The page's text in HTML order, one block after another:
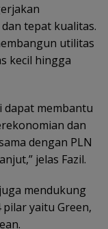
tepat kualitas.
utilitas
kecil hingga
dapat membantu
dan
dengan PLN
jelas Fazil.
mendukung
yaitu Green,